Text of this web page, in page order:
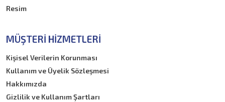
Resim
MÜŞTERI HIZMETLERI
Kişisel Verilerin Korunması
Kullanım ve Üyelik Sözleşmesi
Hakkımızda
Gizlilik ve Kullanım Şartları